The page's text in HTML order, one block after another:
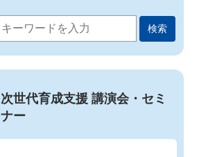
検索
次世代育成支援 講演会・セミ
ナー